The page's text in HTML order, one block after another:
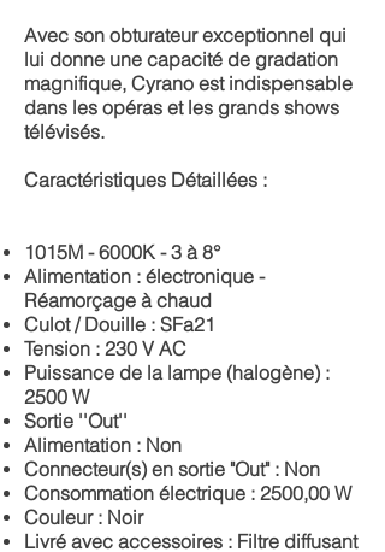
Avec son obturateur exceptionnel qui
lui donne une capacité de gradation
magnifique, Cyrano est indispensable
dans les opéras et les grands shows
télévisés.
Caractéristiques Détaillées :
1015M - 6000K - 3 à 8°
Alimentation : électronique -
Réamorçage à chaud
Culot / Douille : SFa21
Tension : 230 V AC
Puissance de la lampe (halogène) :
2500 W
Sortie ''Out''
Alimentation : Non
Connecteur(s) en sortie "Out" : Non
Consommation électrique : 2500,00 W
Couleur : Noir
Livré avec accessoires : Filtre diffusant